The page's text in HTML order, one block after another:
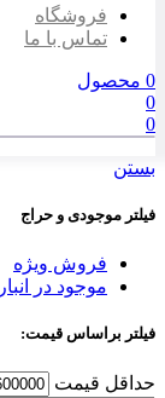
فروشگاه
تماس با ما
0 محصول
0
0
بستن
فیلتر موجودی و حراج
فروش ویژه
موجود در انبار
فیلتر براساس قیمت:
حداقل قیمت